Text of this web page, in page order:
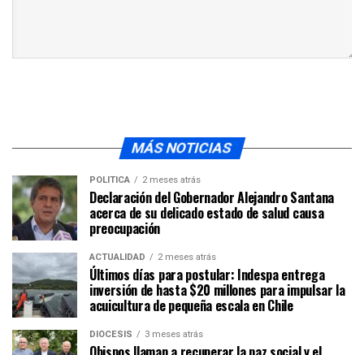
MÁS NOTICIAS
POLÍTICA 2 meses atrás
Declaración del Gobernador Alejandro Santana
acerca de su delicado estado de salud causa
preocupación
ACTUALIDAD 2 meses atrás
Últimos días para postular: Indespa entrega
inversión de hasta $20 millones para impulsar la
acuicultura de pequeña escala en Chile
DIÓCESIS 3 meses atrás